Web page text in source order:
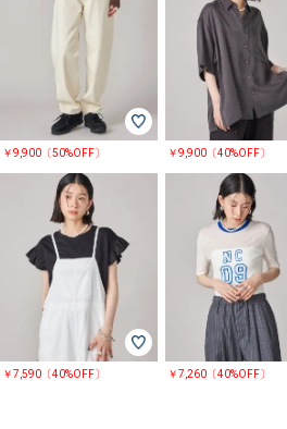
￥9,900〔50%OFF〕 ￥9,900〔40%OFF〕
￥7,590〔40%OFF〕 ￥7,260〔40%OFF〕